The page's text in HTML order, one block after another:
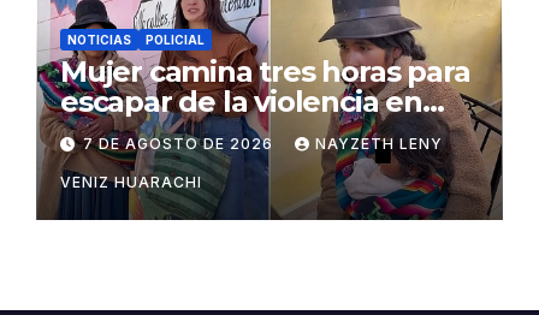
NOTICIAS POLICIAL
Mujer camina tres horas para
escapar de la violencia en
Potosí
7 DE AGOSTO DE 2026 NAYZETH LENY
VENIZ HUARACHI